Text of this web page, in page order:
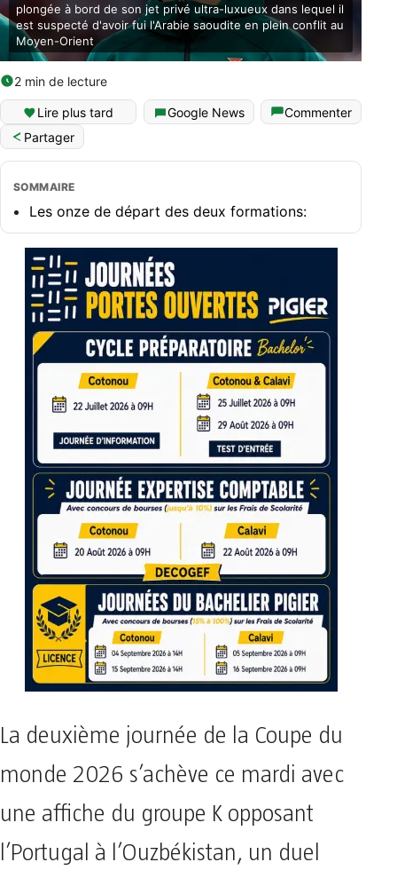
plongée à bord de son jet privé ultra-luxueux dans lequel il
est suspecté d'avoir fui l'Arabie saoudite en plein conflit au
Moyen-Orient
2 min de lecture
Lire plus tard Google News
Commenter
Partager
SOMMAIRE
Les onze de départ des deux formations:
La deuxième journée de la Coupe du
monde 2026 s’achève ce mardi avec
une affiche du groupe K opposant
l’Portugal à l’Ouzbékistan, un duel